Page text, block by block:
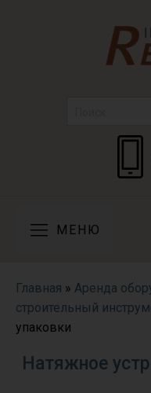
МЕНЮ
Главная » Аренда
строительный
упаковки
Натяжное